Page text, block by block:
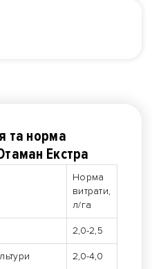
та норма
Екстра
Норма
витрати,
л/га
2,0-2,5
2,0-4,0